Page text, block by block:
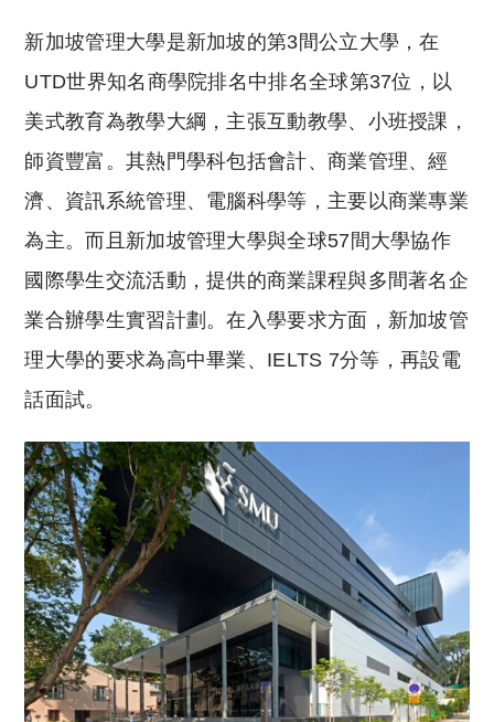
新加坡管理大學是新加坡的第3間公立大學，在
UTD世界知名商學院排名中排名全球第37位，以
美式教育為教學大綱，主張互動教學、小班授課，
師資豐富。其熱門學科包括會計、商業管理、經
濟、資訊系統管理、電腦科學等，主要以商業專業
為主。而且新加坡管理大學與全球57間大學協作
國際學生交流活動，提供的商業課程與多間著名企
業合辦學生實習計劃。在入學要求方面，新加坡管
理大學的要求為高中畢業、IELTS 7分等，再設電
話面試。